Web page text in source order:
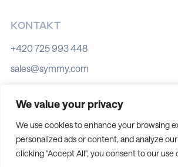
We value your privacy
We use cookies to enhance your browsing
personalized ads or content, and analyze
clicking "Accept All", you consent to our use
KONTAKT
+420 725 993 448
sales@symmy.com
Cookie-Richtlinie
Datenschutz